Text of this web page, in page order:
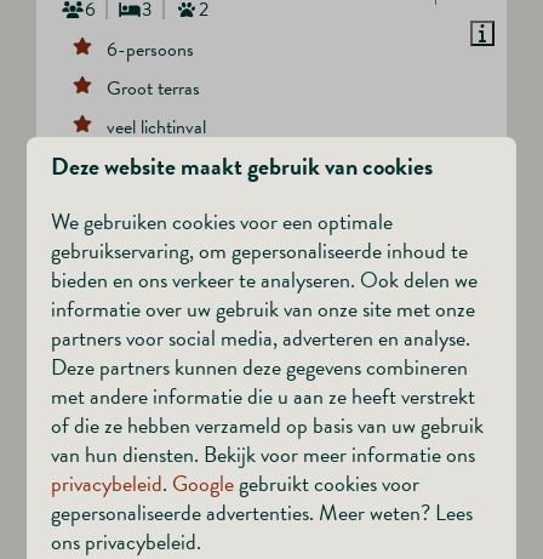
6 3
2
6-persoons
Groot terras
veel lichtinval
alle luxe voorzieningen
Bekijken
Meer resultaten (14)
ACTIVITEITEN VOOR ELKE LEEFTIJD
Ontdek ons kindvriendelijke
resort
Deze website maakt gebruik van cookies
We gebruiken cookies voor een optimale
gebruikservaring, om gepersonaliseerde inhoud te
bieden en ons verkeer te analyseren. Ook delen we
informatie over uw gebruik van onze site met onze
partners voor social media, adverteren en analyse.
Deze partners kunnen deze gegevens combineren
met andere informatie die u aan ze heeft verstrekt
of die ze hebben verzameld op basis van uw gebruik
van hun diensten. Bekijk voor meer informatie ons
privacybeleid. Googlegebruikt cookies voor
gepersonaliseerde advertenties. Meer weten? Lees
ons privacybeleid.